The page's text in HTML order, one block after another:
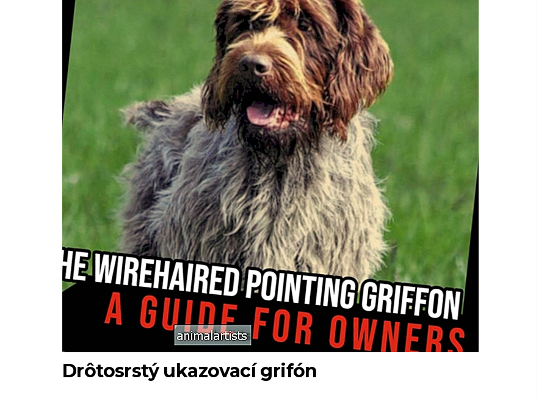
Drôtosrstý ukazovací grifón